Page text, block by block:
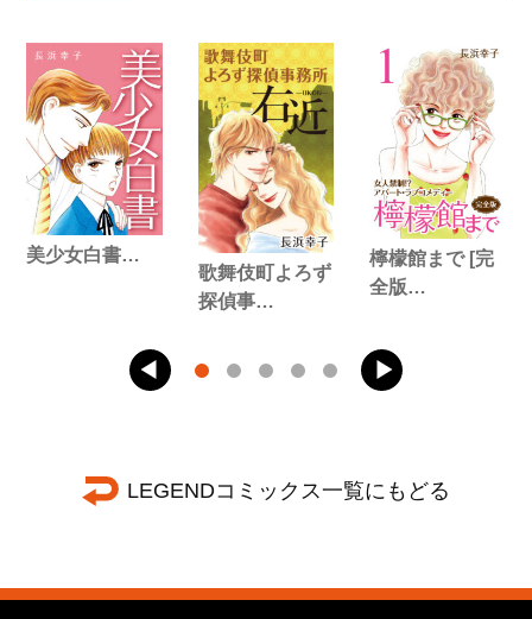
美少女白書…
歌舞伎町よろず
探偵事…
檸檬館まで [完
全版…
LEGENDコミックス一覧にもどる